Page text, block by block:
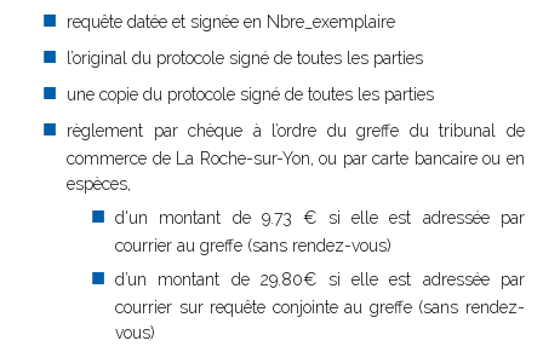
requête datée et signée en Nbre_exemplaire
l’original du protocole signé de toutes les parties
une copie du protocole signé de toutes les parties
règlement par chèque à l’ordre du greffe du tribunal de
commerce de La Roche-sur-Yon, ou par carte bancaire ou en
espèces,
d'un montant de 9.73 € si elle est adressée par
courrier au greffe (sans rendez-vous)
d’un montant de 29.80€ si elle est adressée par
courrier sur requête conjointe au greffe (sans rendez-
vous)